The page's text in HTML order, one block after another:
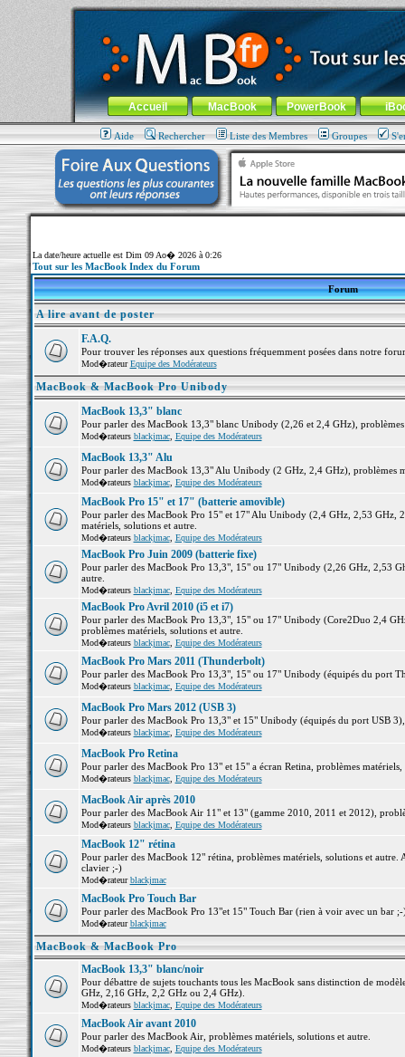
MacBook-fr.com : 100% Apple... 100% nomade !
Aller au contenu-Aller au menu général-Aller au menu de
Menu général
Accueil MacBook PowerBook
Aide Rechercher Liste des Membres Groupes
La date/heure actuelle est Dim 09 Ao� 2026 à 0:26
Tout sur les MacBook Index du Forum
Forum
A lire avant de poster
F.A.Q.
Pour trouver les réponses aux questions fréquemment posées dans notre
Mod�rateurEquipe des Modérateurs
MacBook & MacBook Pro Unibody
MacBook 13,3" blanc
Pour parler des MacBook 13,3" blanc Unibody (2,26 et 2,4 GHz),
Mod�rateurs blackjmac, Equipe des Modérateurs
MacBook 13,3" Alu
Pour parler des MacBook 13,3" Alu Unibody (2 GHz, 2,4 GHz), problèmes
Mod�rateurs blackjmac, Equipe des Modérateurs
MacBook Pro 15" et 17" (batterie amovible)
Pour parler des MacBook Pro 15" et 17" Alu Unibody (2,4 GHz, 2,53 GHz,
matériels, solutions et autre.
Mod�rateurs blackjmac, Equipe des Modérateurs
MacBook Pro Juin 2009 (batterie fixe)
Pour parler des MacBook Pro 13,3", 15" ou 17" Unibody (2,26 GHz, 2,53
autre.
Mod�rateurs blackjmac, Equipe des Modérateurs
MacBook Pro Avril 2010 (i5 et i7)
Pour parler des MacBook Pro 13,3", 15" ou 17" Unibody (Core2Duo 2,4
problèmes matériels, solutions et autre.
Mod�rateurs blackjmac, Equipe des Modérateurs
MacBook Pro Mars 2011 (Thunderbolt)
Pour parler des MacBook Pro 13,3", 15" ou 17" Unibody (équipés du port
Mod�rateurs blackjmac, Equipe des Modérateurs
MacBook Pro Mars 2012 (USB 3)
Pour parler des MacBook Pro 13,3" et 15" Unibody (équipés du port USB
Mod�rateurs blackjmac, Equipe des Modérateurs
MacBook Pro Retina
Pour parler des MacBook Pro 13" et 15" a écran Retina, problèmes matériels,
Mod�rateurs blackjmac, Equipe des Modérateurs
MacBook Air après 2010
Pour parler des MacBook Air 11" et 13" (gamme 2010, 2011 et 2012),
Mod�rateurs blackjmac, Equipe des Modérateurs
MacBook 12" rétina
Pour parler des MacBook 12" rétina, problèmes matériels, solutions et
clavier ;-)
Mod�rateurblackjmac
MacBook Pro Touch Bar
Pour parler des MacBook Pro 13"et 15" Touch Bar (rien à voir avec un bar
Mod�rateurblackjmac
MacBook & MacBook Pro
MacBook 13,3" blanc/noir
Pour débattre de sujets touchants tous les MacBook sans distinction de
GHz, 2,16 GHz, 2,2 GHz ou 2,4 GHz).
Mod�rateurs blackjmac, Equipe des Modérateurs
MacBook Air avant 2010
Pour parler des MacBook Air, problèmes matériels, solutions et autre.
Mod�rateurs blackjmac, Equipe des Modérateurs